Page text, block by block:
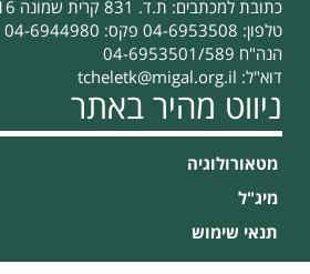
כתובת למכתבים: ת.ד. 831 קרית שמונה 11016
טלפון: 04-6953508 פקס: 04-6944980
הנה"ח 04-6953501/589
דוא"ל: tcheletk@migal.org.il
ניווט מהיר באתר
מטאורולוגיה
מיג"ל
תנאי שימוש